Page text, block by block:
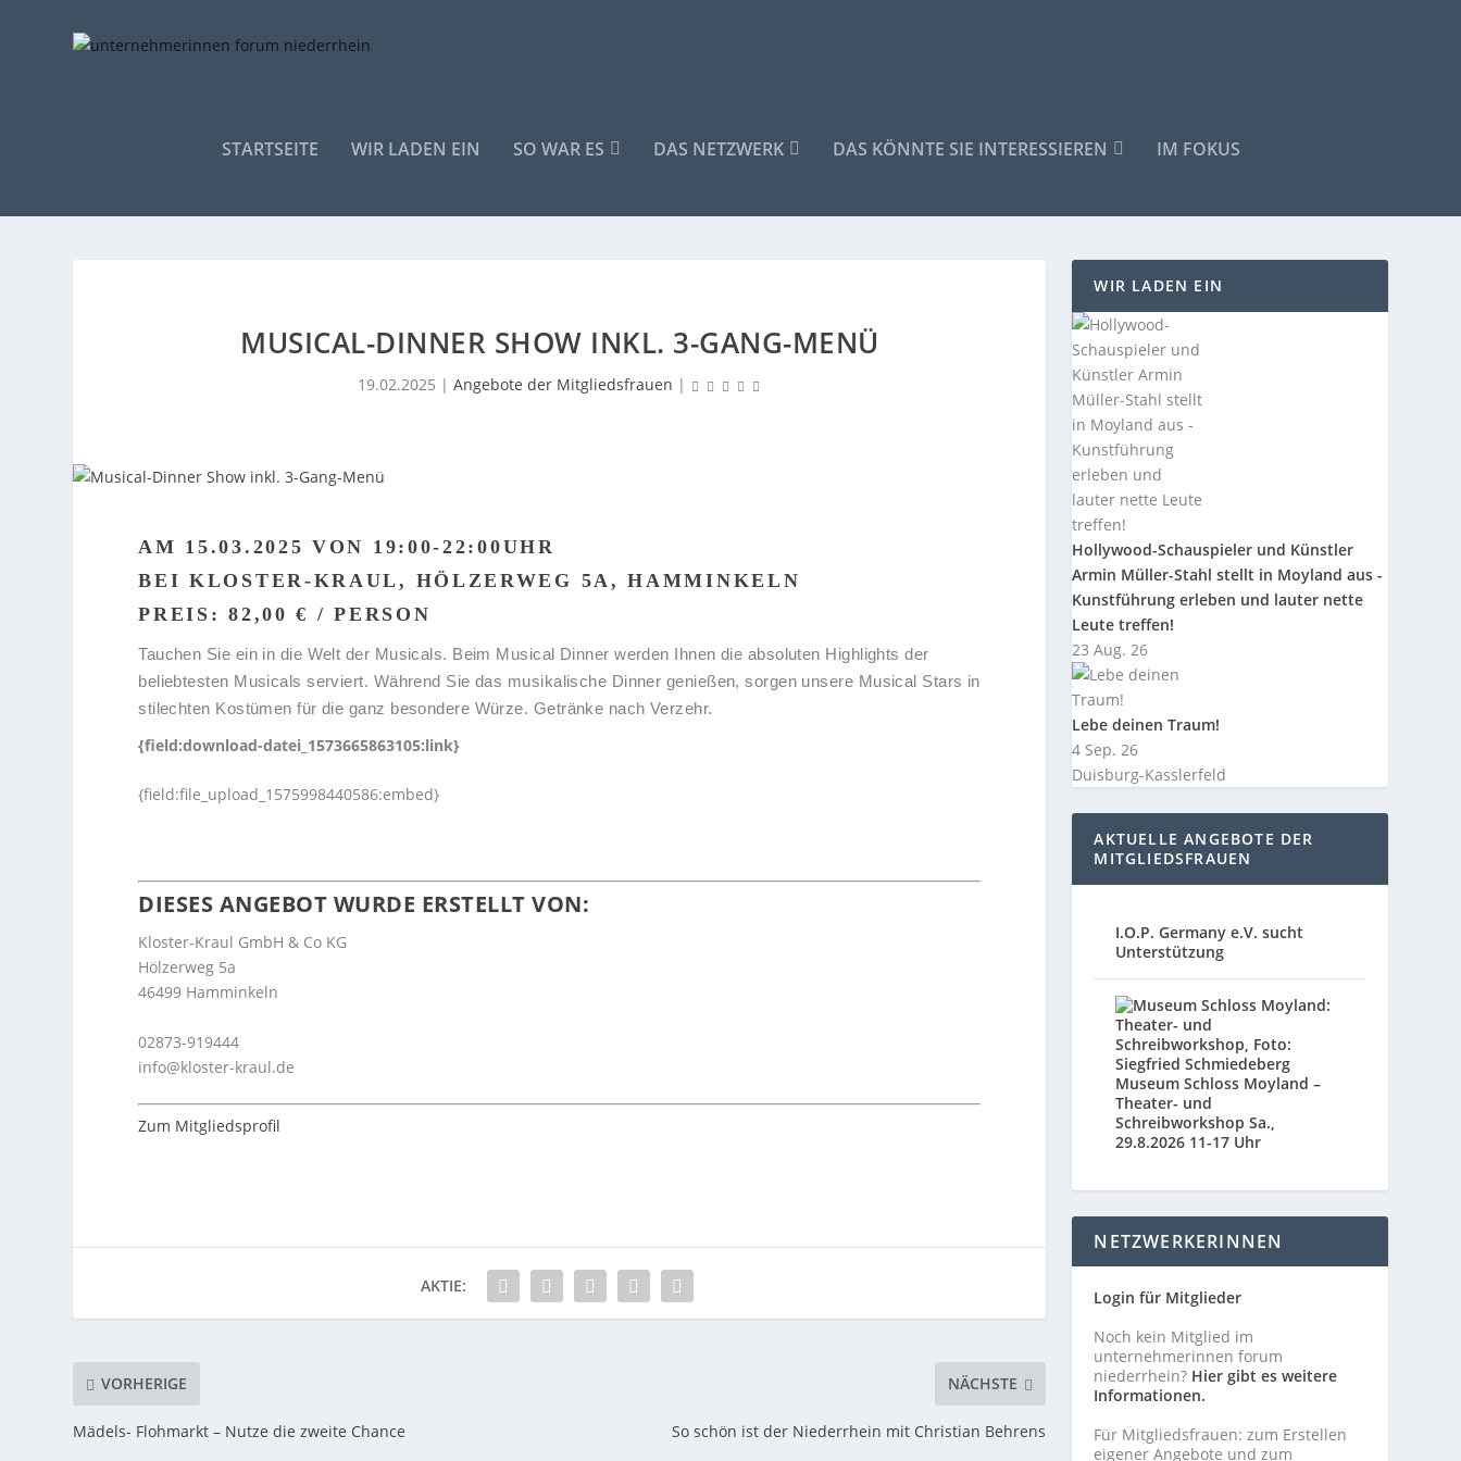
STARTSEITE WIR LADEN EIN SO WAR ES DAS NETZWERK DAS KÖNNTE SIE INTERESSIEREN IM FOKUS
MUSICAL-DINNER SHOW INKL. 3-GANG-MENÜ
19.02.2025 | Angebote der Mitgliedsfrauen |
AM 15.03.2025 VON 19:00-22:00UHR
BEI KLOSTER-KRAUL, HÖLZERWEG 5A, HAMMINKELN
PREIS: 82,00 € / PERSON
Tauchen Sie ein in die Welt der Musicals. Beim Musical Dinner werden Ihnen die absoluten Highlights der
beliebtesten Musicals serviert. Während Sie das musikalische Dinner genießen, sorgen unsere Musical Stars in
stilechten Kostümen für die ganz besondere Würze. Getränke nach Verzehr.
{field:download-datei_1573665863105:link}
{field:file_upload_1575998440586:embed}
DIESES ANGEBOT WURDE ERSTELLT VON:
Kloster-Kraul GmbH & Co KG
Hölzerweg 5a
46499 Hamminkeln
02873-919444
info@kloster-kraul.de
Zum Mitgliedsprofil
AKTIE:
VORHERIGE
Mädels- Flohmarkt – Nutze die zweite Chance
NÄCHSTE
So schön ist der Niederrhein mit Christian Behrens
WIR LADEN EIN
Hollywood-Schauspieler und Künstler
Armin Müller-Stahl stellt in Moyland aus -
Kunstführung erleben und lauter nette
Leute treffen!
23 Aug. 26
Lebe deinen Traum!
4 Sep. 26
Duisburg-Kasslerfeld
AKTUELLE ANGEBOTE DER
MITGLIEDSFRAUEN
I.O.P. Germany e.V. sucht
Unterstützung
Museum Schloss Moyland –
Theater- und
Schreibworkshop Sa.,
29.8.2026 11-17 Uhr
NETZWERKERINNEN
Login für Mitglieder
Noch kein Mitglied im
unternehmerinnen forum
niederrhein? Hier gibt es weitere
Informationen.
Für Mitgliedsfrauen: zum Erstellen
eigener Angebote und zum